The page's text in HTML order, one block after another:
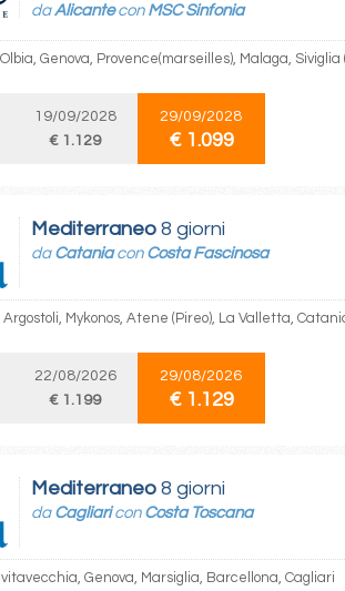
daAlicantecon MSC Sinfonia
Genova, Provence(marseilles), Malaga,
19/09/2028
€ 1.129
29/09/2028
€ 1.099
Mediterraneo 8 giorni
da Cataniacon Costa Fascinosa
Mykonos, Atene (Pireo), La Valletta,
22/08/2026
€ 1.199
29/08/2026
€ 1.129
Mediterraneo 8 giorni
da Cagliaricon Costa Toscana
Genova, Marsiglia, Barcellona, Cagliari